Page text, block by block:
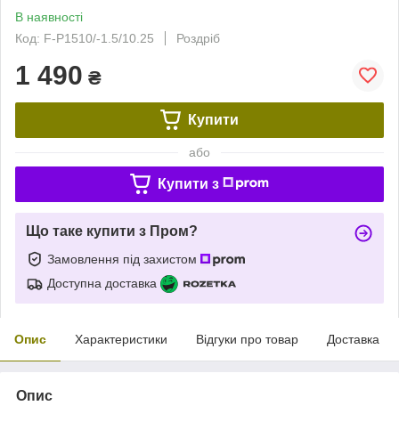
В наявності
Код: F-P1510/-1.5/10.25
Роздріб
1 490 ₴
Купити
або
Купити з
Що таке купити з Пром?
Замовлення під захистом
Доступна доставка
Опис Характеристики Відгуки про товар Доставка
Опис